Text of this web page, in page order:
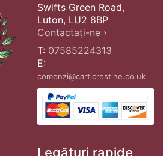
Swifts Green Road,
Luton, LU2 8BP
Contactați-ne ›
T: 07585224313
E:
comenzi@carticrestine.co.uk
Legături rapide